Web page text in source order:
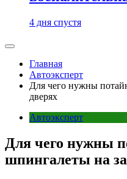
4 дня спустя
Главная
Автоэксперт
Для чего нужны
дверях
Автоэксперт
Для чего нужны
шпингалеты на